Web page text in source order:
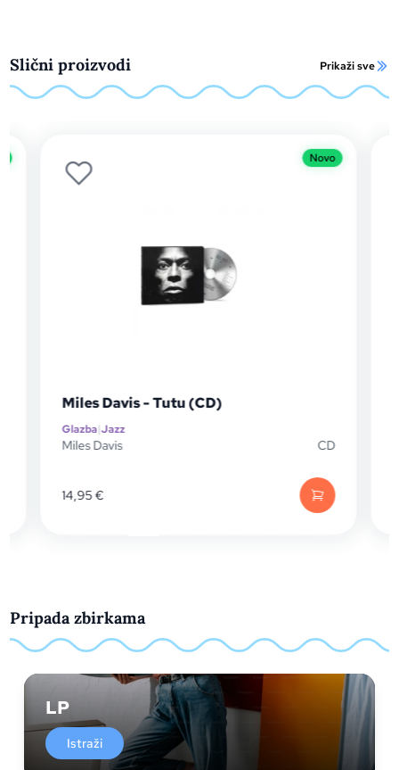
Slični proizvodi Prikaži sve
Novo
Miles Davis - Tutu (CD)
Glazba|Jazz
Miles Davis CD
14,95€
Pripada zbirkama
LP
Istraži